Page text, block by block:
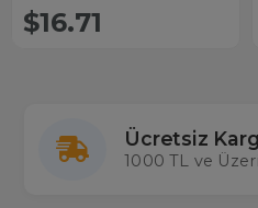
Paket)
$16.71
Ücretsiz
1000 TL ve